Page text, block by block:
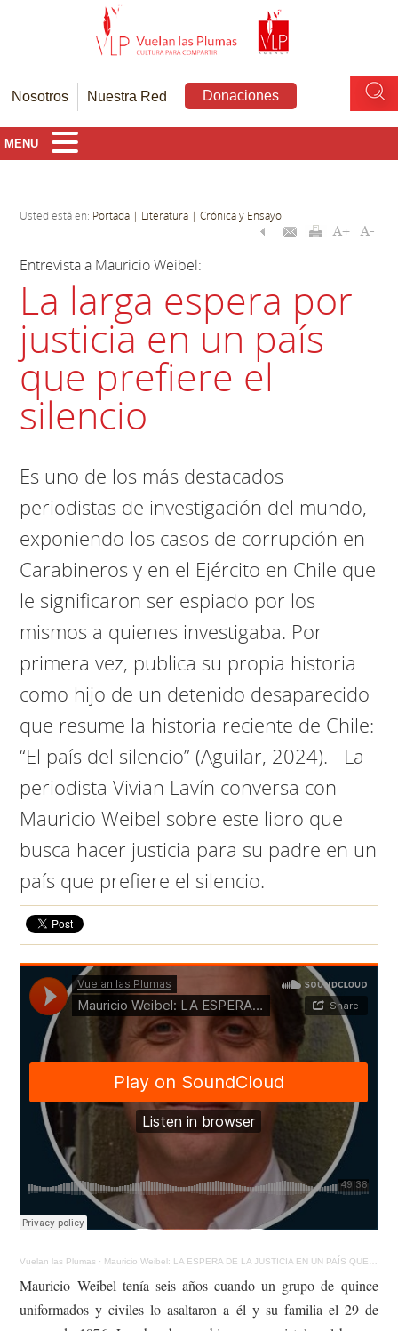
Nosotros Nuestra Red Donaciones
MENU
Usted está en: Portada | Literatura | Crónica y Ensayo
Entrevista a Mauricio Weibel:
La larga espera por
justicia en un país
que prefiere el
silencio
Es uno de los más destacados
periodistas de investigación del mundo,
exponiendo los casos de corrupción en
Carabineros y en el Ejército en Chile que
le significaron ser espiado por los
mismos a quienes investigaba. Por
primera vez, publica su propia historia
como hijo de un detenido desaparecido
que resume la historia reciente de Chile:
“El país del silencio” (Aguilar, 2024). La
periodista Vivian Lavín conversa con
Mauricio Weibel sobre este libro que
busca hacer justicia para su padre en un
país que prefiere el silencio.
Vuelan las Plumas · Mauricio Weibel: LA ESPERA DE LA JUSTICIA EN UN PAÍS QUE PREFIERE EL SILENCIO
Mauricio Weibel tenía seis años cuando un grupo de quince
uniformados y civiles lo asaltaron a él y su familia el 29 de